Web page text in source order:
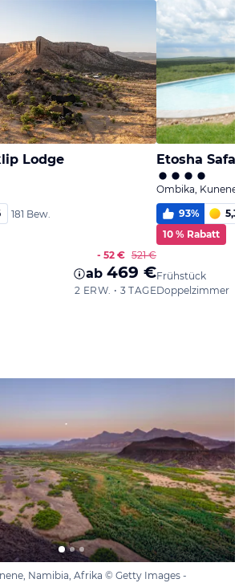
Lodge
181 Bew.
- 52 € 521 €
ab 469 €
2 ERW. • 3 TAGE
Etosha Safari
Ombika, Kunene
93% 5,3
10 % Rabatt
Frühstück
Doppelzimmer
Namibia, Afrika © Getty Images -